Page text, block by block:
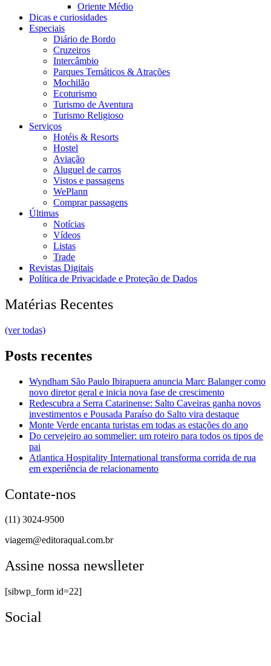
Oriente Médio
Dicas e curiosidades
Especiais
Diário de Bordo
Cruzeiros
Intercâmbio
Parques Temáticos & Atrações
Mochilão
Ecoturismo
Turismo de Aventura
Turismo Religioso
Serviços
Hotéis & Resorts
Hostel
Aviação
Aluguel de carros
Vistos e passagens
WePlann
Comprar passagens
Últimas
Notícias
Vídeos
Listas
Trade
Revistas Digitais
Política de Privacidade e Proteção de Dados
Matérias Recentes
(ver todas)
Posts recentes
Wyndham São Paulo Ibirapuera anuncia Marc Balanger como
novo diretor geral e inicia nova fase de crescimento
Redescubra a Serra Catarinense: Salto Caveiras ganha novos
investimentos e Pousada Paraíso do Salto vira destaque
Monte Verde encanta turistas em todas as estações do ano
Do cervejeiro ao sommelier: um roteiro para todos os tipos de
pai
Atlantica Hospitality International transforma corrida de rua
em experiência de relacionamento
Contate-nos
(11) 3024-9500
viagem@editoraqual.com.br
Assine nossa newslleter
[sibwp_form id=22]
Social